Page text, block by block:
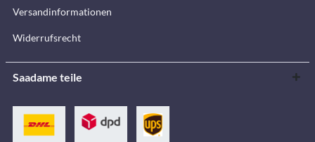
Versandinformationen
Widerrufsrecht
Saadame teile